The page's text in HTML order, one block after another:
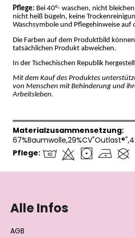
Pflege: Bei 40°- waschen, nicht
nicht heiß bügeln, keine
Waschsymbole und Pflegehinweise auf
Die Farben auf dem Produktbild
tatsächlichen Produkt abweichen.
In der Tschechischen Republik
Mit dem Kauf des Produktes
von Menschen mit Behinderung und
Arbeitsleben.
Materialzusammensetzung:
Pflege:
F
Alle Infos
AGB